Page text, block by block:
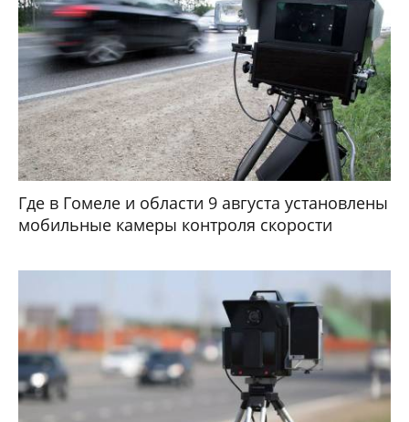
Где в Гомеле и области 9 августа установлены
мобильные камеры контроля скорости